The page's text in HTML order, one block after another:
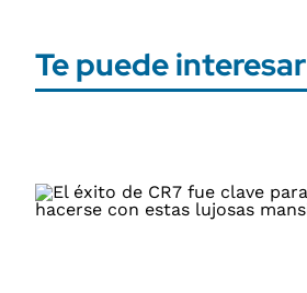
Te puede interesar